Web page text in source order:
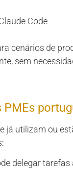
Code
cenários de
sem
utilizam ou
delegar